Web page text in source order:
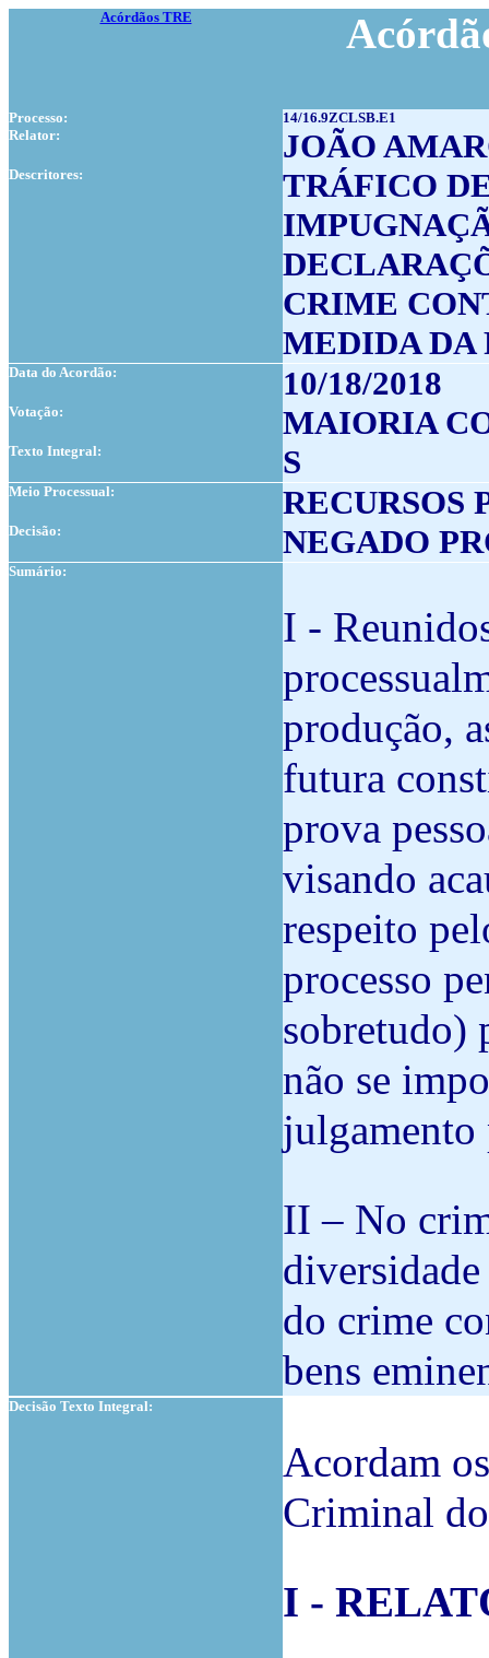
Acórdãos TRE
Processo:
14/16.9ZCLSB.E1
Relator:
JOÃO
Descritores:
TRÁFICO
CRIME
MEDIDA DA
Data do Acordão: 10/18/2018
Votação: MAIORIA
Texto Integral: S
Meio Processual: RECURSOS
Decisão: NEGADO
Sumário:
I -
produção,
futura
prova
visando
respeito
processo
sobretudo)
não se
julgamento
II – No
do crime
bens
Decisão Texto Integral:
Acordam
Criminal
I -